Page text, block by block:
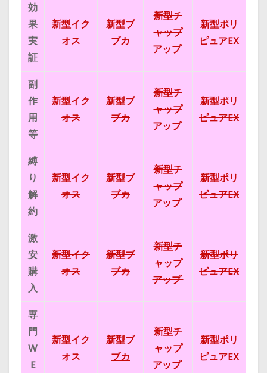
効
果
実
証
新型イク
オス
新型ブ
ブカ
新型チ
ャップ
アップ
新型ポリ
ピュアEX
副
作
用
等
新型イク
オス
新型ブ
ブカ
新型チ
ャップ
アップ
新型ポリ
ピュアEX
縛
り
解
約
新型イク
オス
新型ブ
ブカ
新型チ
ャップ
アップ
新型ポリ
ピュアEX
激
安
購
入
新型イク
オス
新型ブ
ブカ
新型チ
ャップ
アップ
新型ポリ
ピュアEX
専
門
W
E
新型イク
オス
新型ブ
ブカ
新型チ
ャップ
アップ
新型ポリ
ピュアEX